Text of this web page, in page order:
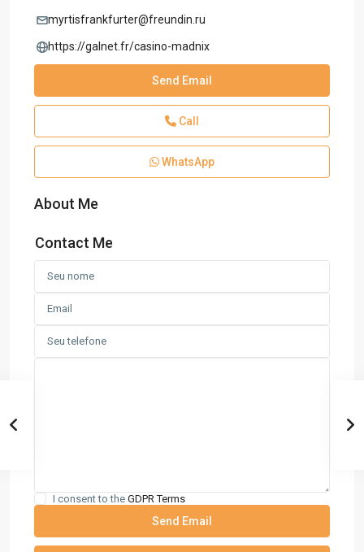
myrtisfrankfurter@freundin.ru
https://galnet.fr/casino-madnix
Send Email
Call
WhatsApp
About Me
Contact Me
I consent to the GDPR Terms